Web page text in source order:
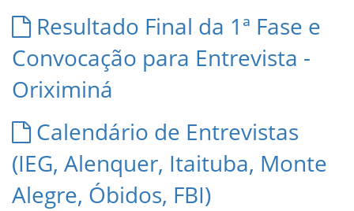
Resultado Final da 1ª Fase e
Convocação para Entrevista -
Oriximiná
Calendário de Entrevistas
(IEG, Alenquer, Itaituba, Monte
Alegre, Óbidos, FBI)